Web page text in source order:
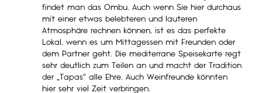
findet man das Ombu. Auch wenn Sie hier durchaus
mit einer etwas belebteren und lauteren
Atmosphäre rechnen können, ist es das perfekte
Lokal, wenn es um Mittagessen mit Freunden oder
dem Partner geht. Die mediterrane Speisekarte regt
sehr deutlich zum Teilen an und macht der Tradition
der „Tapas“ alle Ehre. Auch Weinfreunde könnten
hier sehr viel Zeit verbringen.